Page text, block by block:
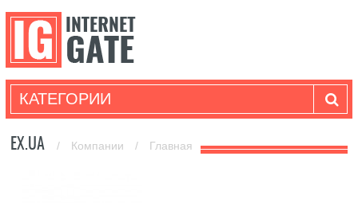
КАТЕГОРИИ
EX.UA / Компании / Главная